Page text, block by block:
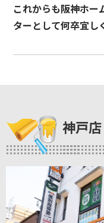
これからも阪神ホー
ターとして何卒宜
神戸